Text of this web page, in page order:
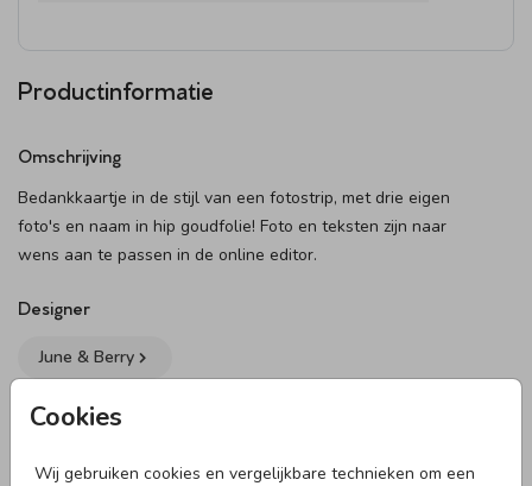
Cookies
Wij gebruiken cookies en vergelijkbare technieken om een
Productinformatie
Omschrijving
Bedankkaartje in de stijl van een fotostrip, met drie eigen
foto's en naam in hip goudfolie! Foto en teksten zijn naar
wens aan te passen in de online editor.
Designer
June & Berry
Collectie